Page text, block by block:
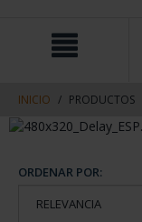
contenido
navegacin
INICIO PRODUCTOS
ORDENAR POR: